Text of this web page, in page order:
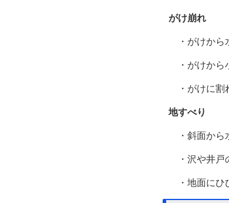
がけ崩れ
・がけから
・がけから
・がけに割
地すべり
・斜面から
・沢や井戸
・地面にひ